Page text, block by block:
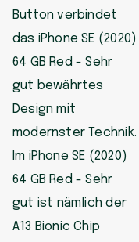
Button verbindet
das iPhone SE (2020)
64 GB Red - Sehr
gut bewährtes
Design mit
modernster Technik.
Im iPhone SE (2020)
64 GB Red - Sehr
gut ist nämlich der
A13 Bionic Chip